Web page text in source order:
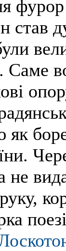
став
Саме
як
не